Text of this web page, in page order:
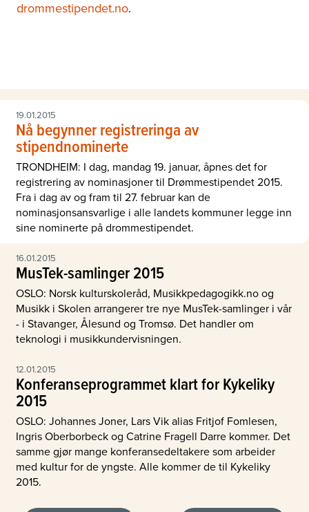
drommestipendet.no.
19.01.2015
Nå begynner registreringa av
stipendnominerte
TRONDHEIM: I dag, mandag 19. januar, åpnes det for
registrering av nominasjoner til Drømmestipendet 2015.
Fra i dag av og fram til 27. februar kan de
nominasjonsansvarlige i alle landets kommuner legge inn
sine nominerte på drommestipendet.
16.01.2015
MusTek-samlinger 2015
OSLO: Norsk kulturskoleråd, Musikkpedagogikk.no og
Musikk i Skolen arrangerer tre nye MusTek-samlinger i vår
- i Stavanger, Ålesund og Tromsø. Det handler om
teknologi i musikkundervisningen.
12.01.2015
Konferanseprogrammet klart for Kykeliky
2015
OSLO: Johannes Joner, Lars Vik alias Fritjof Fomlesen,
Ingris Oberborbeck og Catrine Fragell Darre kommer. Det
samme gjør mange konferansedeltakere som arbeider
med kultur for de yngste. Alle kommer de til Kykeliky
2015.